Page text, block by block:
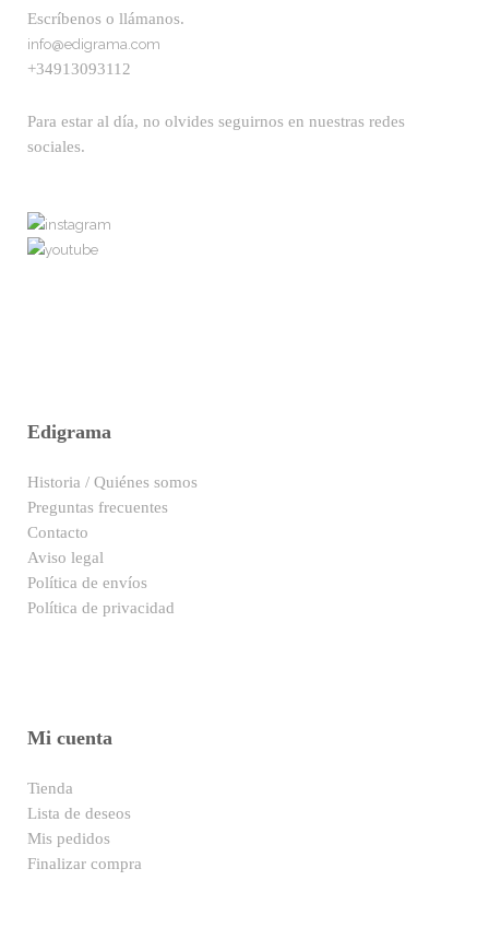
Escríbenos o llámanos.
info@edigrama.com
+34913093112
Para estar al día, no olvides seguirnos en nuestras redes
sociales.
Edigrama
Historia / Quiénes somos
Preguntas frecuentes
Contacto
Aviso legal
Política de envíos
Política de privacidad
Mi cuenta
Tienda
Lista de deseos
Mis pedidos
Finalizar compra